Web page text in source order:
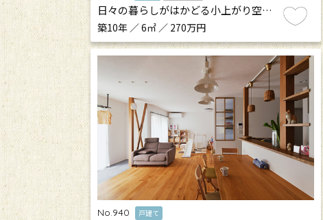
日々の暮らしがはかどる小上がり空…
築10年 ／ 6㎡ ／ 270万円
No.940 戸建て